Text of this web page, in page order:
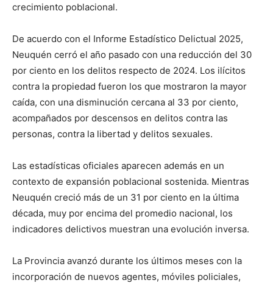
crecimiento poblacional.
De acuerdo con el Informe Estadístico Delictual 2025,
Neuquén cerró el año pasado con una reducción del 30
por ciento en los delitos respecto de 2024. Los ilícitos
contra la propiedad fueron los que mostraron la mayor
caída, con una disminución cercana al 33 por ciento,
acompañados por descensos en delitos contra las
personas, contra la libertad y delitos sexuales.
Las estadísticas oficiales aparecen además en un
contexto de expansión poblacional sostenida. Mientras
Neuquén creció más de un 31 por ciento en la última
década, muy por encima del promedio nacional, los
indicadores delictivos muestran una evolución inversa.
La Provincia avanzó durante los últimos meses con la
incorporación de nuevos agentes, móviles policiales,